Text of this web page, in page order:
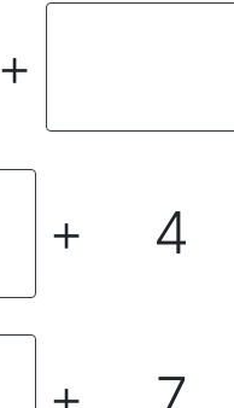
＋
＋ 4